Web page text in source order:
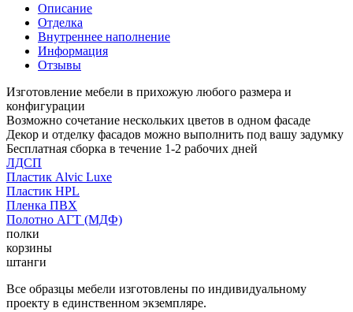
Описание
Отделка
Внутреннее наполнение
Информация
Отзывы
Изготовление мебели в прихожую любого размера и
конфигурации
Возможно сочетание нескольких цветов в одном фасаде
Декор и отделку фасадов можно выполнить под вашу задумку
Бесплатная сборка в течение 1-2 рабочих дней
ЛДСП
Пластик Alvic Luxe
Пластик HPL
Пленка ПВХ
Полотно АГТ (МДФ)
полки
корзины
штанги
Все образцы мебели изготовлены по индивидуальному
проекту в единственном экземпляре.